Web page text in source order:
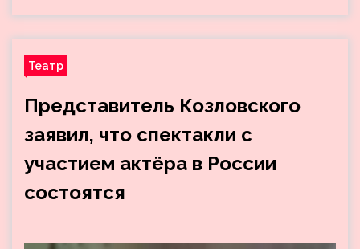
Театр
Представитель Козловского
заявил, что спектакли с
участием актёра в России
состоятся